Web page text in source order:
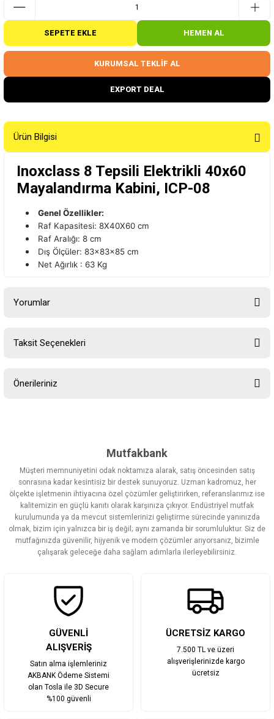
SEPETE EKLE HEMEN AL
KURUMSAL TEKLİF AL
EXPORT DEAL
Ürün Bilgisi
Inoxclass 8 Tepsili Elektrikli 40x60
Mayalandırma Kabini, ICP-08
Genel Özellikler:
Raf Kapasitesi: 8X40X60 cm
Raf Aralığı: 8 cm
Dış Ölçüler: 83x83x85 cm
Net Ağırlık : 63 Kg
Yorumlar
Taksit Seçenekleri
Önerileriniz
Görüş ve önerileriniz için teşekkür ederiz.
Ürün resmi kalitesiz, bozuk veya görüntülenemiyor.
Ürün açıklamasında eksik bilgiler bulunuyor.
Ürün bilgilerinde hatalar bulunuyor.
Ürün fiyatı diğer sitelerden daha pahalı.
Bu ürüne benzer farklı alternatifler olmalı.
Mutfakbank
Müşteri memnuniyetini odak noktamıza alarak, satış öncesinden satış
sonrasına kadar kesintisiz bir destek sunuyoruz. Uzman kadromuz, her
ölçekte işletmenin ihtiyacına özel çözümler geliştirirken, referanslarımız ise
kalitemizin en güçlü kanıtı olarak karşınıza çıkıyor. Endüstriyel mutfak
kurulumunda ya da mevcut sistemlerinizi geliştirme sürecinde yanınızda
olmak, bizim için yalnızca bir iş değil; aynı zamanda bir sorumluluktur. Siz de
mutfağınızda güvenilir, hijyenik ve modern çözümler arıyorsanız, bizimle
çalışarak geleceğe daha sağlam adımlarla ilerleyebilirsiniz.
GÜVENLİ
ALIŞVERİŞ
Satın alma işlemleriniz
AKBANK Ödeme Sistemi
olan Tosla ile 3D Secure
%100 güvenli
ÜCRETSİZ KARGO
7.500 TL ve üzeri
alışverişlerinizde kargo
ücretsiz